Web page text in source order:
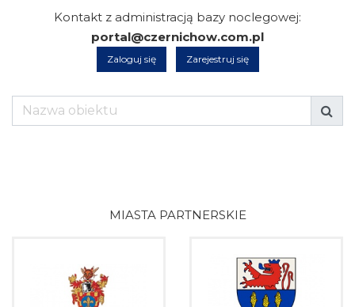
Kontakt z administracją bazy noclegowej:
portal@czernichow.com.pl
Zaloguj się Zarejestruj się
MIASTA PARTNERSKIE